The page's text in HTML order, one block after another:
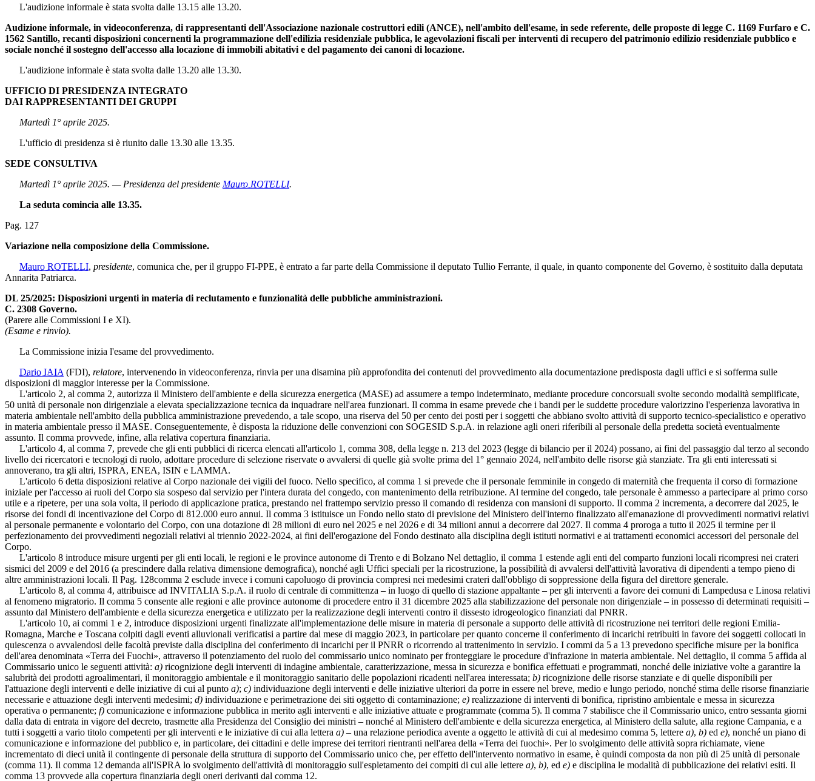
L'audizione informale è stata svolta dalle 13.15 alle 13.20.
Audizione informale, in videoconferenza, di rappresentanti dell'Associazione nazionale costruttori edili (ANCE), nell'ambito dell'esame, in sede referente, delle proposte di legge C. 1169 Furfaro e C.
1562 Santillo, recanti disposizioni concernenti la programmazione dell'edilizia residenziale pubblica, le agevolazioni fiscali per interventi di recupero del patrimonio edilizio residenziale pubblico e
sociale nonché il sostegno dell'accesso alla locazione di immobili abitativi e del pagamento dei canoni di locazione.
L'audizione informale è stata svolta dalle 13.20 alle 13.30.
UFFICIO DI PRESIDENZA INTEGRATO
DAI RAPPRESENTANTI DEI GRUPPI
Martedì 1° aprile 2025.
L'ufficio di presidenza si è riunito dalle 13.30 alle 13.35.
SEDE CONSULTIVA
Martedì 1° aprile 2025. — Presidenza del presidente Mauro ROTELLI.
La seduta comincia alle 13.35.
Pag. 127
Variazione nella composizione della Commissione.
Mauro ROTELLI, presidente, comunica che, per il gruppo FI-PPE, è entrato a far parte della Commissione il deputato Tullio Ferrante, il quale, in quanto componente del Governo, è sostituito dalla deputata
Annarita Patriarca.
DL 25/2025: Disposizioni urgenti in materia di reclutamento e funzionalità delle pubbliche amministrazioni.
C. 2308 Governo.
(Parere alle Commissioni I e XI).
(Esame e rinvio).
La Commissione inizia l'esame del provvedimento.
Dario IAIA (FDI), relatore, intervenendo in videoconferenza, rinvia per una disamina più approfondita dei contenuti del provvedimento alla documentazione predisposta dagli uffici e si sofferma sulle
disposizioni di maggior interesse per la Commissione.
L'articolo 2, al comma 2, autorizza il Ministero dell'ambiente e della sicurezza energetica (MASE) ad assumere a tempo indeterminato, mediante procedure concorsuali svolte secondo modalità semplificate,
50 unità di personale non dirigenziale a elevata specializzazione tecnica da inquadrare nell'area funzionari. Il comma in esame prevede che i bandi per le suddette procedure valorizzino l'esperienza lavorativa in
materia ambientale nell'ambito della pubblica amministrazione prevedendo, a tale scopo, una riserva del 50 per cento dei posti per i soggetti che abbiano svolto attività di supporto tecnico-specialistico e operativo
in materia ambientale presso il MASE. Conseguentemente, è disposta la riduzione delle convenzioni con SOGESID S.p.A. in relazione agli oneri riferibili al personale della predetta società eventualmente
assunto. Il comma provvede, infine, alla relativa copertura finanziaria.
L'articolo 4, al comma 7, prevede che gli enti pubblici di ricerca elencati all'articolo 1, comma 308, della legge n. 213 del 2023 (legge di bilancio per il 2024) possano, ai fini del passaggio dal terzo al secondo
livello dei ricercatori e tecnologi di ruolo, adottare procedure di selezione riservate o avvalersi di quelle già svolte prima del 1° gennaio 2024, nell'ambito delle risorse già stanziate. Tra gli enti interessati si
annoverano, tra gli altri, ISPRA, ENEA, ISIN e LAMMA.
L'articolo 6 detta disposizioni relative al Corpo nazionale dei vigili del fuoco. Nello specifico, al comma 1 si prevede che il personale femminile in congedo di maternità che frequenta il corso di formazione
iniziale per l'accesso ai ruoli del Corpo sia sospeso dal servizio per l'intera durata del congedo, con mantenimento della retribuzione. Al termine del congedo, tale personale è ammesso a partecipare al primo corso
utile e a ripetere, per una sola volta, il periodo di applicazione pratica, prestando nel frattempo servizio presso il comando di residenza con mansioni di supporto. Il comma 2 incrementa, a decorrere dal 2025, le
risorse dei fondi di incentivazione del Corpo di 812.000 euro annui. Il comma 3 istituisce un Fondo nello stato di previsione del Ministero dell'interno finalizzato all'emanazione di provvedimenti normativi relativi
al personale permanente e volontario del Corpo, con una dotazione di 28 milioni di euro nel 2025 e nel 2026 e di 34 milioni annui a decorrere dal 2027. Il comma 4 proroga a tutto il 2025 il termine per il
perfezionamento dei provvedimenti negoziali relativi al triennio 2022-2024, ai fini dell'erogazione del Fondo destinato alla disciplina degli istituti normativi e ai trattamenti economici accessori del personale del
Corpo.
L'articolo 8 introduce misure urgenti per gli enti locali, le regioni e le province autonome di Trento e di Bolzano Nel dettaglio, il comma 1 estende agli enti del comparto funzioni locali ricompresi nei crateri
sismici del 2009 e del 2016 (a prescindere dalla relativa dimensione demografica), nonché agli Uffici speciali per la ricostruzione, la possibilità di avvalersi dell'attività lavorativa di dipendenti a tempo pieno di
altre amministrazioni locali. Il Pag. 128comma 2 esclude invece i comuni capoluogo di provincia compresi nei medesimi crateri dall'obbligo di soppressione della figura del direttore generale.
L'articolo 8, al comma 4, attribuisce ad INVITALIA S.p.A. il ruolo di centrale di committenza – in luogo di quello di stazione appaltante – per gli interventi a favore dei comuni di Lampedusa e Linosa relativi
al fenomeno migratorio. Il comma 5 consente alle regioni e alle province autonome di procedere entro il 31 dicembre 2025 alla stabilizzazione del personale non dirigenziale – in possesso di determinati requisiti –
assunto dal Ministero dell'ambiente e della sicurezza energetica e utilizzato per la realizzazione degli interventi contro il dissesto idrogeologico finanziati dal PNRR.
L'articolo 10, ai commi 1 e 2, introduce disposizioni urgenti finalizzate all'implementazione delle misure in materia di personale a supporto delle attività di ricostruzione nei territori delle regioni Emilia-
Romagna, Marche e Toscana colpiti dagli eventi alluvionali verificatisi a partire dal mese di maggio 2023, in particolare per quanto concerne il conferimento di incarichi retribuiti in favore dei soggetti collocati in
quiescenza o avvalendosi delle facoltà previste dalla disciplina del conferimento di incarichi per il PNRR o ricorrendo al trattenimento in servizio. I commi da 5 a 13 prevedono specifiche misure per la bonifica
dell'area denominata «Terra dei Fuochi», attraverso il potenziamento del ruolo del commissario unico nominato per fronteggiare le procedure d'infrazione in materia ambientale. Nel dettaglio, il comma 5 affida al
Commissario unico le seguenti attività: a) ricognizione degli interventi di indagine ambientale, caratterizzazione, messa in sicurezza e bonifica effettuati e programmati, nonché delle iniziative volte a garantire la
salubrità dei prodotti agroalimentari, il monitoraggio ambientale e il monitoraggio sanitario delle popolazioni ricadenti nell'area interessata; b) ricognizione delle risorse stanziate e di quelle disponibili per
l'attuazione degli interventi e delle iniziative di cui al punto a); c) individuazione degli interventi e delle iniziative ulteriori da porre in essere nel breve, medio e lungo periodo, nonché stima delle risorse finanziarie
necessarie e attuazione degli interventi medesimi; d) individuazione e perimetrazione dei siti oggetto di contaminazione; e) realizzazione di interventi di bonifica, ripristino ambientale e messa in sicurezza
operativa o permanente; f) comunicazione e informazione pubblica in merito agli interventi e alle iniziative attuate e programmate (comma 5). Il comma 7 stabilisce che il Commissario unico, entro sessanta giorni
dalla data di entrata in vigore del decreto, trasmette alla Presidenza del Consiglio dei ministri – nonché al Ministero dell'ambiente e della sicurezza energetica, al Ministero della salute, alla regione Campania, e a
tutti i soggetti a vario titolo competenti per gli interventi e le iniziative di cui alla lettera a) – una relazione periodica avente a oggetto le attività di cui al medesimo comma 5, lettere a), b) ed e), nonché un piano di
comunicazione e informazione del pubblico e, in particolare, dei cittadini e delle imprese dei territori rientranti nell'area della «Terra dei fuochi». Per lo svolgimento delle attività sopra richiamate, viene
incrementato di dieci unità il contingente di personale della struttura di supporto del Commissario unico che, per effetto dell'intervento normativo in esame, è quindi composta da non più di 25 unità di personale
(comma 11). Il comma 12 demanda all'ISPRA lo svolgimento dell'attività di monitoraggio sull'espletamento dei compiti di cui alle lettere a), b), ed e) e disciplina le modalità di pubblicazione dei relativi esiti. Il
comma 13 provvede alla copertura finanziaria degli oneri derivanti dal comma 12.